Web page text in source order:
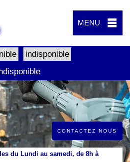
MENU
indisponible
CONTACTEZ NOUS
du Lundi au samedi, de 8h à